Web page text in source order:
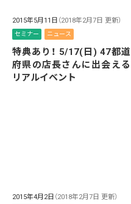
2015年5月11日 （2018年2月7日 更新）
セミナー ニュース
特典あり！ 5/17(日) 47都道
府県の店長さんに出会える
リアルイベント
2015年4月2日 （2018年2月7日 更新）